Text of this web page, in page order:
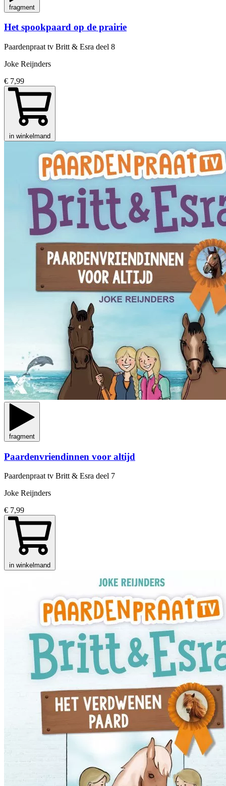
fragment
Het spookpaard op de prairie
Paardenpraat tv Britt & Esra deel 8
Joke Reijnders
€ 7,99
in winkelmand
fragment
Paardenvriendinnen voor altijd
Paardenpraat tv Britt & Esra deel 7
Joke Reijnders
€ 7,99
in winkelmand